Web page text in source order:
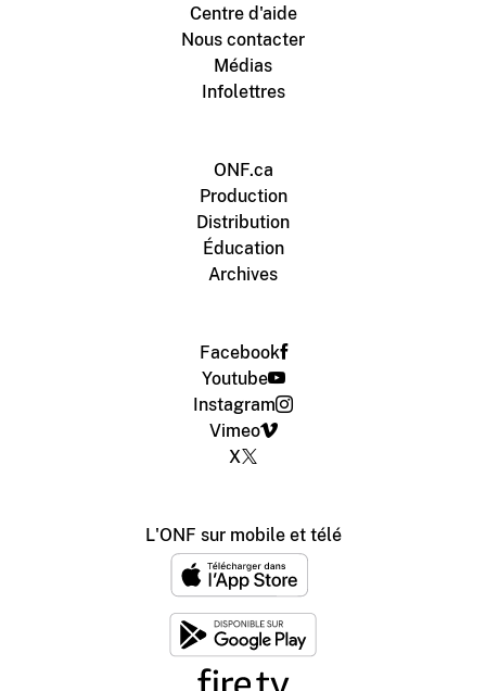
Centre d'aide
Nous contacter
Médias
Infolettres
ONF.ca
Production
Distribution
Éducation
Archives
Facebook
Youtube
Instagram
Vimeo
X
L'ONF sur mobile et télé